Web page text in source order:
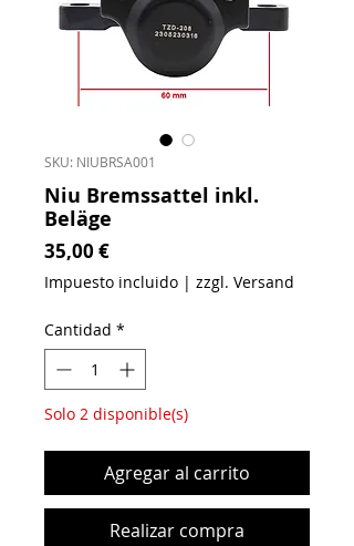
SKU: NIUBRSA001
Niu Bremssattel inkl.
Beläge
35,00 €Precio
Impuesto incluido | zzgl. Versand
Cantidad *
Solo 2 disponible(s)
Agregar al carrito
Realizar compra